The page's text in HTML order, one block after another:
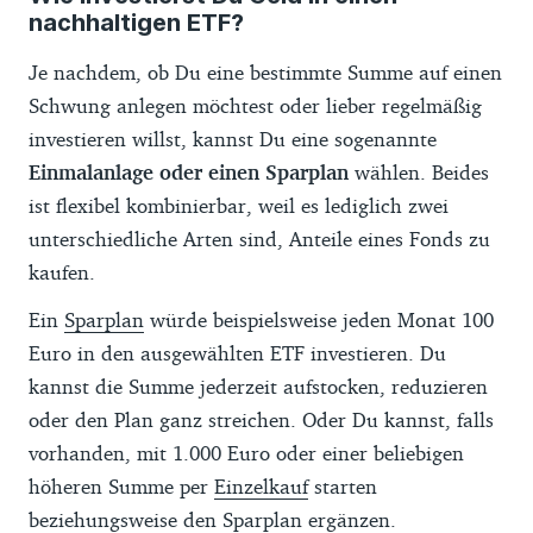
Ich habe noch kein Depot
deren Websites und Anlegerinformationen
gesammelt haben. Daraus haben wir
vergleichbare Kennzahlen wie eine
durchschnittliche Fünf-Jahresrendite
berechnet. Grundlage der Berechnungen
war der monatliche Net-Asset-Value der
jeweiligen ETFs. War dieser in US-Dollar
angegeben, haben wir zur Umrechnung die
verwendet.
Die von den Depotanbietern erhobenen
Gebühren für Einmalkäufe und Sparpläne
haben wir bei den Anbietern erfragt. Sie
werden regelmäßig aktualisiert. Eine
Gewähr für die Richtigkeit und Aktualität
nachhaltigen ETF?
Je nachdem, ob Du eine bestimmte Summe auf einen
Schwung anlegen möchtest oder lieber regelmäßig
investieren willst, kannst Du eine sogenannte
Einmalanlage oder einen Sparplan wählen. Beides
ist flexibel kombinierbar, weil es lediglich zwei
unterschiedliche Arten sind, Anteile eines Fonds zu
kaufen.
Ein Sparplan würde beispielsweise jeden Monat 100
Euro in den ausgewählten ETF investieren. Du
kannst die Summe jederzeit aufstocken, reduzieren
oder den Plan ganz streichen. Oder Du kannst, falls
vorhanden, mit 1.000 Euro oder einer beliebigen
höheren Summe per Einzelkaufstarten
beziehungsweise den Sparplan ergänzen.